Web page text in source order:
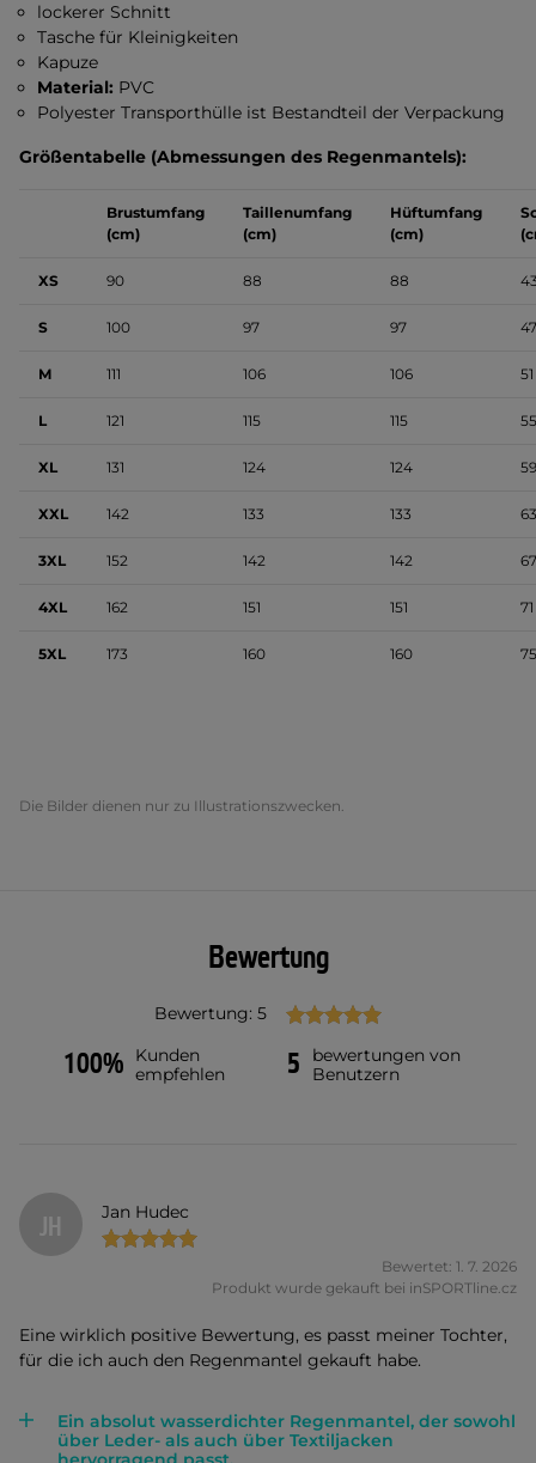
lockerer Schnitt
Tasche für Kleinigkeiten
Kapuze
Material: PVC
Polyester Transporthülle ist Bestandteil der Verpackung
Größentabelle (Abmessungen des Regenmantels):
Brustumfang
(cm)
Taillenumfang
(cm)
Hüftumfang
(cm)
XS 90 88 88
S 100 97 97 47
M 111 106 106 51
L 121 115 115 55
XL 131 124 124 59
XXL 142 133 133 63
3XL 152 142 142 67
4XL 162 151 151 71
5XL 173 160 160 75
Die Bilder dienen nur zu Illustrationszwecken.
Bewertung
Bewertung: 5
100%
Kunden
empfehlen
5
bewertungen von
Benutzern
JH Jan Hudec
Bewertet: 1. 7. 2026
Produkt wurde gekauft bei inSPORTline.cz
Eine wirklich positive Bewertung, es passt meiner Tochter,
für die ich auch den Regenmantel gekauft habe.
Ein absolut wasserdichter Regenmantel, der sowohl
über Leder- als auch über Textiljacken